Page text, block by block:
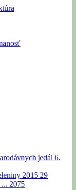
jedál 6.
2015 29
2075